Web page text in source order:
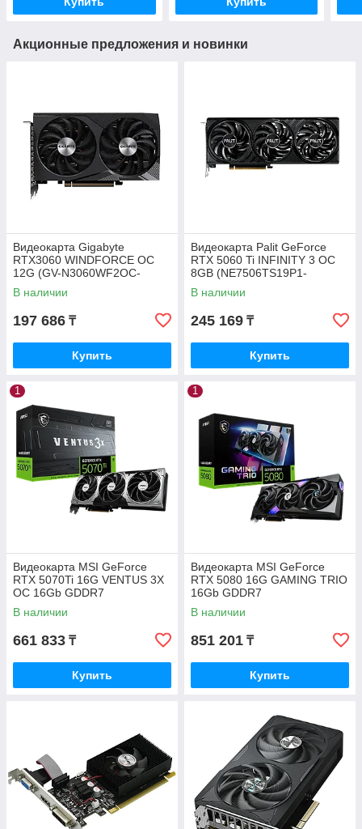
Акционные предложения и новинки
Видеокарта Gigabyte
RTX3060 WINDFORCE OC
12G (GV-N3060WF2OC-
12GD)
В наличии
197 686 ₸
Купить
Видеокарта Palit GeForce
RTX 5060 Ti INFINITY 3 OC
8GB (NE7506TS19P1-
GB2062S)
В наличии
245 169 ₸
Купить
1
Видеокарта MSI GeForce
RTX 5070Ti 16G VENTUS 3X
OC 16Gb GDDR7
В наличии
661 833 ₸
Купить
1
Видеокарта MSI GeForce
RTX 5080 16G GAMING TRIO
16Gb GDDR7
В наличии
851 201 ₸
Купить